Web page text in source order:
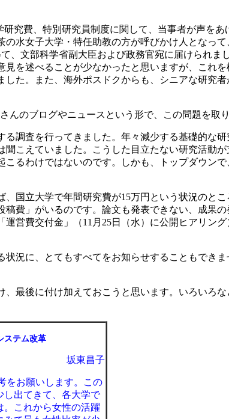
究費、特別研究員制度に関して、当事者が声をあ
水女子大学・特任助教の方が呼びかけ人となっ
、文部科学省副大臣および政務官宛に届けられま
を述べることが少なかったと思いますが、これ
た。また、海外ポスドクからも、シニアな研究
のブログやニュースという形で、この問題を取り
調査を行ってきました。年々減少する基礎的な
こえていました。こうした目立たない研究活動
るわけではないのです。しかも、トップダウン
国立大学で年間研究費が15万円という状況のと
費」がいるのです。論文も発表できない、成果
営費交付金」（11月25日（水）に公開ヒアリング
況に、とてもすべてをお知らせすることもでき
最後に付け加えておこうと思います。いろいろな
テム改革
坂東昌子
をお願いします。この
し出てきて、各大学で
これから女性の活躍